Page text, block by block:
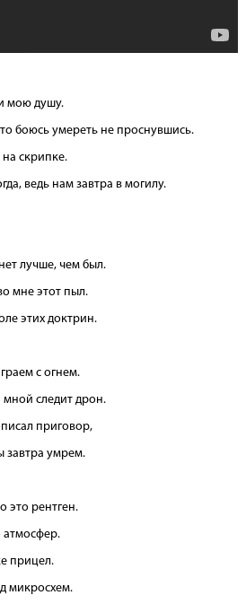
мою душу.
боюсь умереть не проснувшись.
скрипке.
ведь нам завтра в могилу.
лучше, чем был.
мне этот пыл.
этих доктрин.
с огнем.
мной следит дрон.
приговор,
завтра умрем.
это рентген.
прицел.
микросхем.